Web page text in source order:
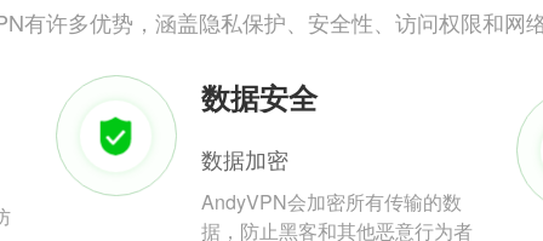
有许多优势，涵盖隐私保护、安全性、访问权限和网
数据安全
数据加密
AndyVPN会加密所有传输的数
据，防止黑客和其他恶意行为者